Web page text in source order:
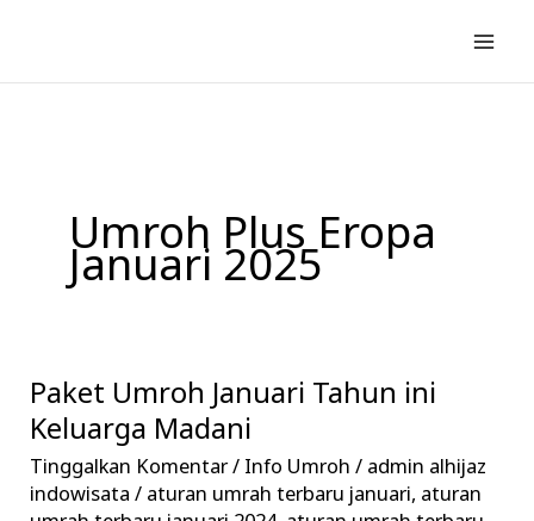
konten
Umroh Plus Eropa
Januari 2025
Paket Umroh Januari Tahun ini
Keluarga Madani
Tinggalkan Komentar/ Info Umroh / admin alhijaz
indowisata/ aturan umrah terbaru januari, aturan
Paket
Umroh
Januari
Tahun